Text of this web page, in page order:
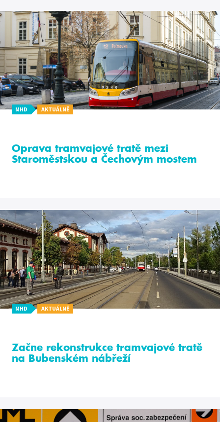
MHD AKTUÁLNĚ
Oprava tramvajové tratě mezi
Staroměstskou a Čechovým mostem
MHD AKTUÁLNĚ
Začne rekonstrukce tramvajové tratě
na Bubenském nábřeží